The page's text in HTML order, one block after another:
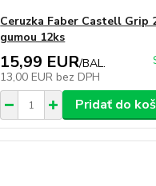
Ceruzka Faber Castell Grip
gumou 12ks
15,99 EUR/BAL.
13,00 EUR bez DPH
Pridať do